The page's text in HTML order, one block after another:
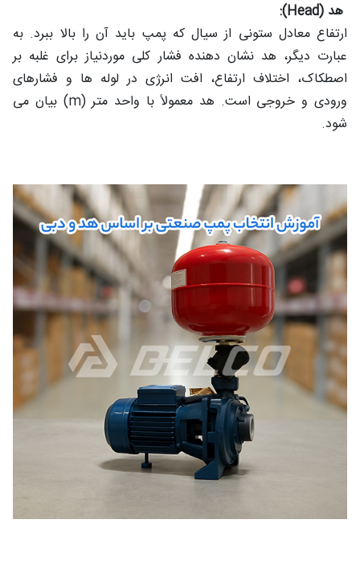
هد (Head):
ارتفاع معادل ستونی از سیال که پمپ باید آن را بالا ببرد. به
عبارت دیگر، هد نشان‌ دهنده فشار کلی موردنیاز برای غلبه بر
اصطکاک، اختلاف ارتفاع، افت انرژی در لوله‌ ها و فشارهای
ورودی و خروجی است. هد معمولاً با واحد متر (m) بیان می‌
شود.